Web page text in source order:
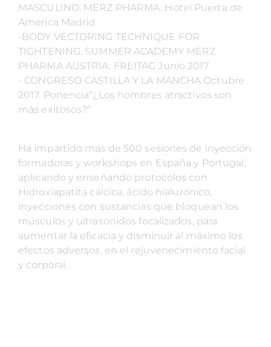
MASCULINO. MERZ PHARMA. Hotel Puerta de
America Madrid.
-BODY VECTORING TECHNIQUE FOR
TIGHTENING. SUMMER ACADEMY MERZ
PHARMA AUSTRIA. FREITAG Junio 2017
- CONGRESO CASTILLA Y LA MANCHA Octubre
2017. Ponencia“¿Los hombres atractivos son
más exitosos?”
Ha impartido más de 500 sesiones de inyección
formadoras y workshops en España y Portugal,
aplicando y enseñando protocolos con
Hidroxiapatita cálcica, ácido hialurónico,
inyecciones con sustancias que bloquean los
músculos y ultrasonidos focalizados, para
aumentar la eficacia y disminuir al máximo los
efectos adversos, en el rejuvenecimiento facial
y corporal.